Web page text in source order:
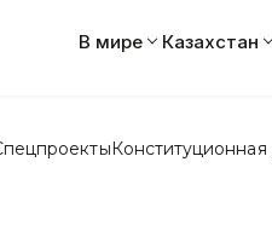
В мире Казахстан